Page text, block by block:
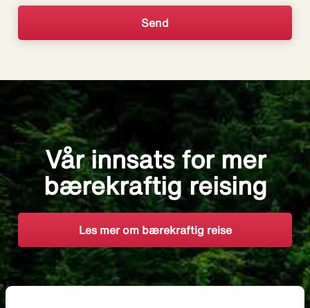
Vår innsats for mer
bærekraftig reising
Les mer om bærekraftig reise